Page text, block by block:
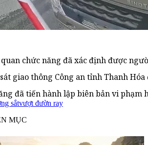
chức năng đã xác định được
giao thông Công an tỉnh Thanh
đã tiến hành lập biên bản vi
sắtvượt đườn ray
MỤC